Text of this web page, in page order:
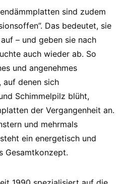
sind zudem
Das bedeutet, sie
– und geben sie nach
auch wieder ab. So
und angenehmes
auf denen sich
Schimmelpilz blüht,
der Vergangenheit an.
und mehrmals
ein energetisch und
Gesamtkonzept.